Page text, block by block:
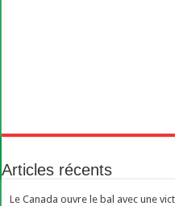
Articles récents
Le Canada ouvre le bal avec une